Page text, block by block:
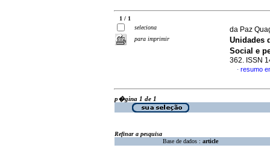
1 / 1
seleciona
para imprimir
da Paz
Unidades
Social e
362. ISSN
· resumo
p�gina 1 de 1
Refinar a pesquisa
Base de dados : article